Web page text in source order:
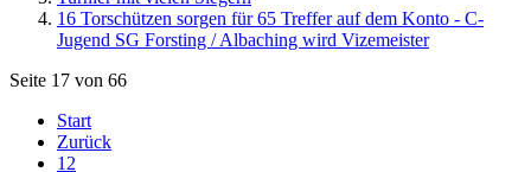
16 Torschützen sorgen für 65 Treffer auf dem Konto - C-
Jugend SG Forsting / Albaching wird Vizemeister
Seite 17 von 66
Start
Zurück
12